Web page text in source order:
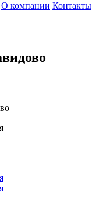
О компании Контакты